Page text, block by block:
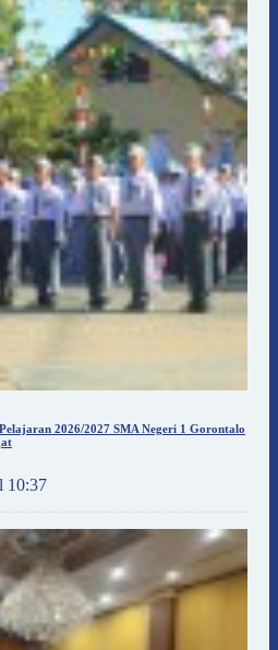
2026/2027 SMA Negeri 1 Gorontalo
10:37